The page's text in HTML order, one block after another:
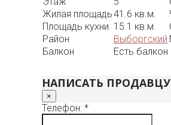
Жилая площадь41.6 кв.м.
Площадь кухни 15.1 кв.м.
Район
Выборгский
Балкон
Есть балкон
НАПИСАТЬ ПРОДАВЦУ
×
Телефон: *